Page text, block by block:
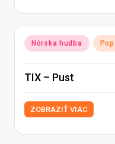
Posted
in
Nórska hudba
TIX – Pust
ZOBRAZIŤ VIAC